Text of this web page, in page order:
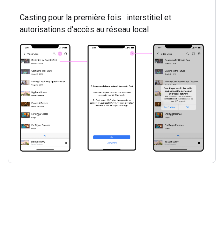
Casting pour la première fois : interstitiel et
autorisations d'accès au réseau local